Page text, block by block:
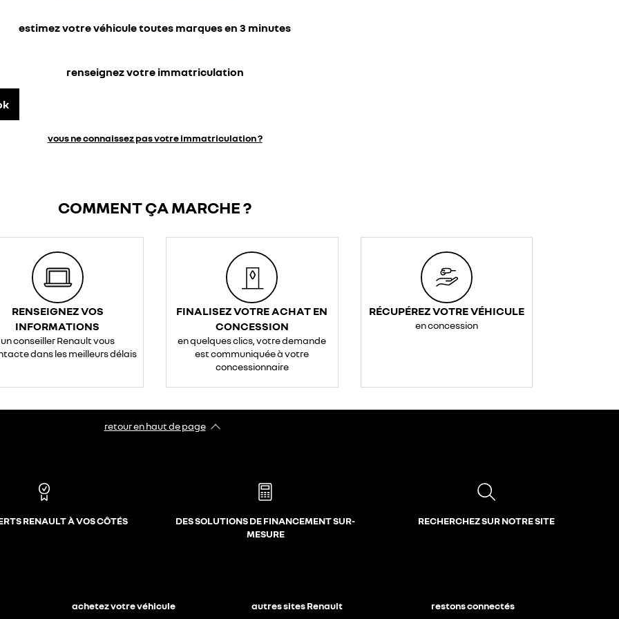
estimez votre véhicule toutes marques en 3 minutes
renseignez votre immatriculation
vous ne connaissez pas votre immatriculation ?
COMMENT ÇA MARCHE ?
RENSEIGNEZ VOS
INFORMATIONS
un conseiller Renault vous
dans les meilleurs délais
FINALISEZ VOTRE ACHAT EN
CONCESSION
en quelques clics, votre demande
est communiquée à votre
concessionnaire
RÉCUPÉREZ VOTRE VÉHICULE
en concession
retour en haut de page​
RENAULT À VOS CÔTÉS
DES SOLUTIONS DE FINANCEMENT SUR-
MESURE
RECHERCHEZ SUR NOTRE SITE
achetez votre véhicule autres sites Renault restons connectés